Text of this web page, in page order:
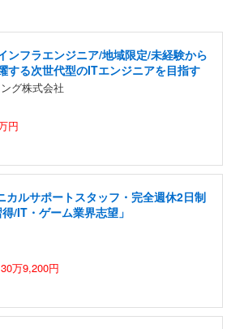
ンフラエンジニア/地域限定/未経験から
する次世代型のITエンジニアを目指す
グ株式会社
円
カルサポートスタッフ・完全週休2日制
/IT・ゲーム業界志望」
万9,200円